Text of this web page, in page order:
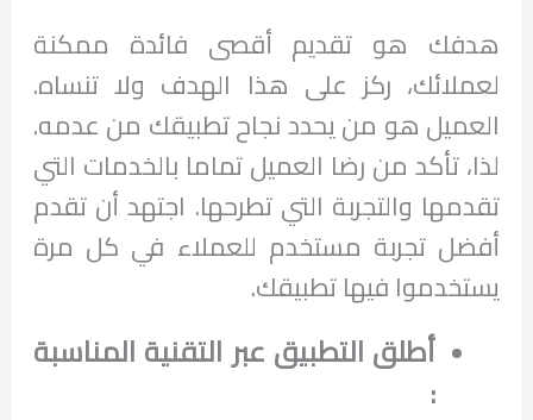
هدفك هو تقديم أقصى فائدة ممكنة
لعملائك، ركز على هذا الهدف ولا تنساه.
العميل هو من يحدد نجاح تطبيقك من عدمه.
لذا، تأكد من رضا العميل تماما بالخدمات التي
تقدمها والتجربة التي تطرحها. اجتهد أن تقدم
أفضل تجربة مستخدم للعملاء في كل مرة
يستخدموا فيها تطبيقك.
أطلق التطبيق عبر التقنية المناسبة
: